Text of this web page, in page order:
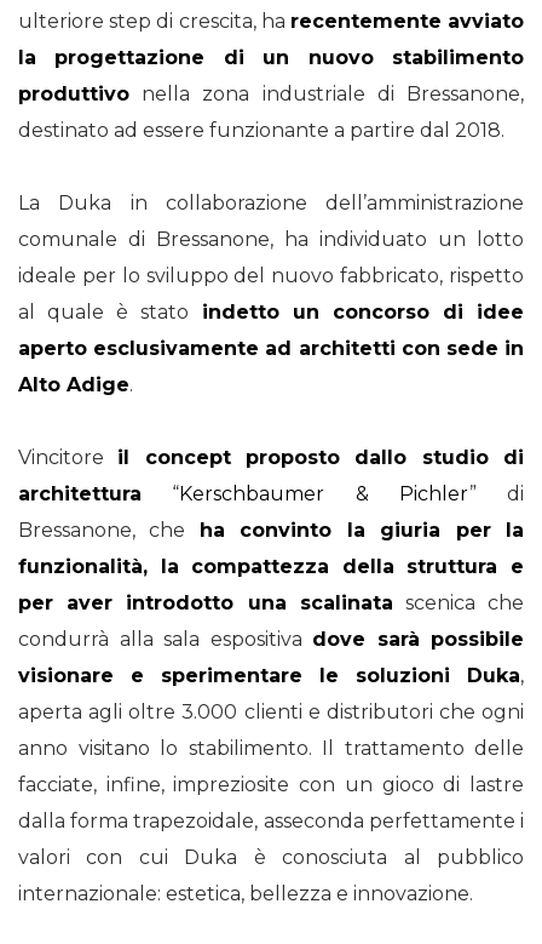
ulteriore step di crescita, ha recentemente avviato
la progettazione di un nuovo stabilimento
produttivo nella zona industriale di Bressanone,
destinato ad essere funzionante a partire dal 2018.
La Duka in collaborazione dell’amministrazione
comunale di Bressanone, ha individuato un lotto
ideale per lo sviluppo del nuovo fabbricato, rispetto
al quale è stato indetto un concorso di idee
aperto esclusivamente ad architetti con sede in
Alto Adige.
Vincitore il concept proposto dallo studio di
architettura “Kerschbaumer & Pichler” di
Bressanone, che ha convinto la giuria per la
funzionalità, la compattezza della struttura e
per aver introdotto una scalinata scenica che
condurrà alla sala espositiva dove sarà possibile
visionare e sperimentare le soluzioni Duka,
aperta agli oltre 3.000 clienti e distributori che ogni
anno visitano lo stabilimento. Il trattamento delle
facciate, infine, impreziosite con un gioco di lastre
dalla forma trapezoidale, asseconda perfettamente i
valori con cui Duka è conosciuta al pubblico
internazionale: estetica, bellezza e innovazione.